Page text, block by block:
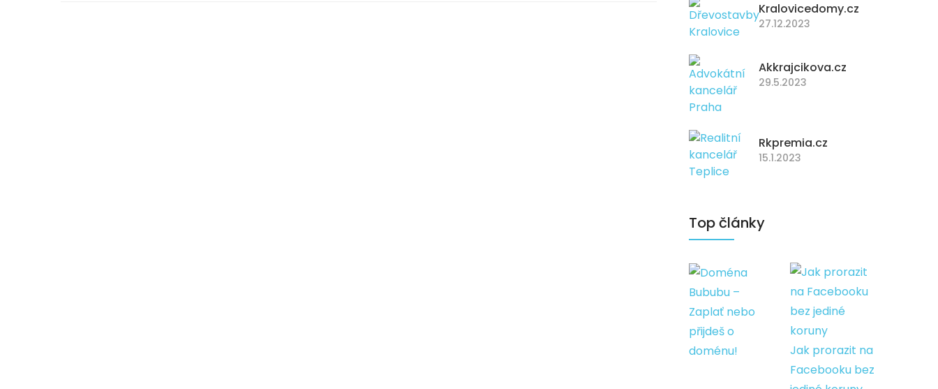
Kralovicedomy.cz
27.12.2023
Akkrajcikova.cz
29.5.2023
Rkpremia.cz
15.1.2023
Top články
Bububu –
Zaplať nebo
přijdeš o
doménu!
Jak prorazit na
Facebooku bez